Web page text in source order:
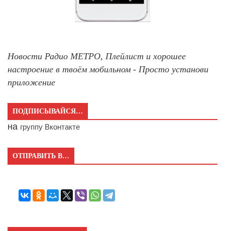
Новости Радио МЕТРО, Плейлист и хорошее
настроение в твоём мобильном - Просто установи
приложение
ПОДПИСЫВАЙСЯ…
на группу Вконтакте
ОТПРАВИТЬ В…